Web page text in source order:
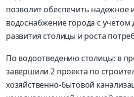
позволит обеспечить надежное
водоснабжение города с учетом
развития столицы и роста
По водоотведению столицы: в
завершили 2 проекта по
хозяйственно-бытовой